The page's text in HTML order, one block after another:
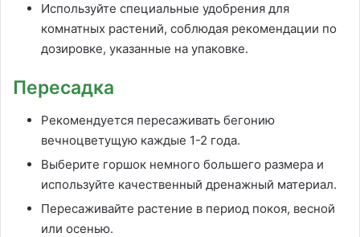
Используйте специальные удобрения для
комнатных растений, соблюдая рекомендации по
дозировке, указанные на упаковке.
Пересадка
Рекомендуется пересаживать бегонию
вечноцветущую каждые 1-2 года.
Выберите горшок немного большего размера и
используйте качественный дренажный материал.
Пересаживайте растение в период покоя, весной
или осенью.